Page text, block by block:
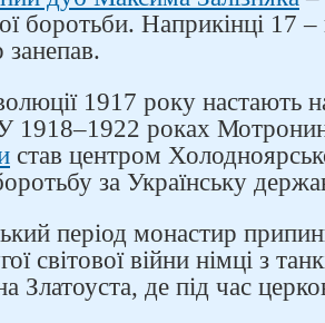
боротьби. Наприкінці 17 –
1917 року настають
1918–1922 роках
став центром
за Українську
період монастир
світової війни німці з
Златоуста, де під час
за нами в